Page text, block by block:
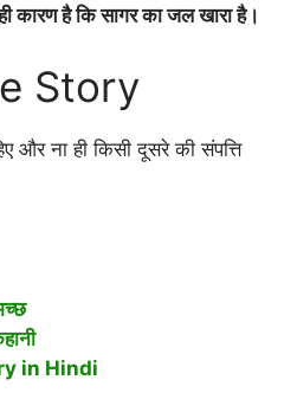
कारण है कि सागर का जल खारा है।
Story
और ना ही किसी दूसरे की संपत्ति
in Hindi